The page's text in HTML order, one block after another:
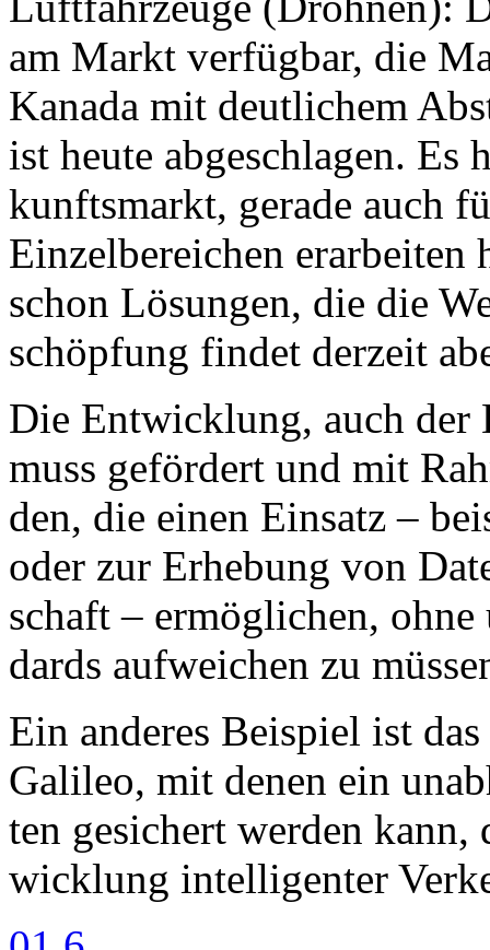
am Markt ver­füg­bar, die
Ka­na­da mit deut­li­chem
ist heu­te ab­ge­schla­gen.
kunfts­markt, ge­ra­de auch
Ein­zel­be­rei­chen er­ar­bei­ten
schon Lö­sun­gen, die die
schöp­fung fin­det der­zeit
Die Ent­wick­lung, auch der
muss ge­för­dert und mit
den, die ei­nen Ein­satz –
oder zur Er­he­bung von
schaft – er­mög­li­chen,
dards auf­wei­chen zu
Ein an­de­res Bei­spiel ist
Ga­li­leo, mit de­nen ein
ten ge­si­chert wer­den
wick­lung in­tel­li­gen­ter